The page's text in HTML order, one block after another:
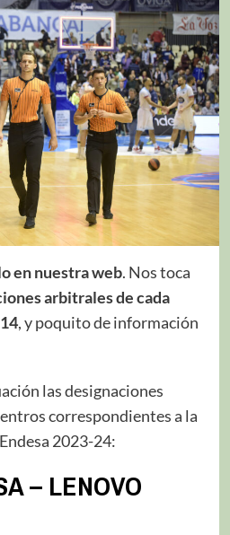
en nuestra web. Nos toca
arbitrales de cada
, y poquito de información
las designaciones
correspondientes a la
2023-24:
– LENOVO